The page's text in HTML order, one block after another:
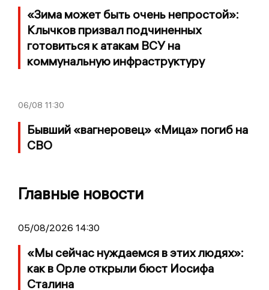
«Зима может быть очень непростой»:
Клычков призвал подчиненных
готовиться к атакам ВСУ на
коммунальную инфраструктуру
06/08 11:30
Бывший «вагнеровец» «Мица» погиб на
СВО
Главные новости
05/08/2026 14:30
«Мы сейчас нуждаемся в этих людях»:
как в Орле открыли бюст Иосифа
Сталина